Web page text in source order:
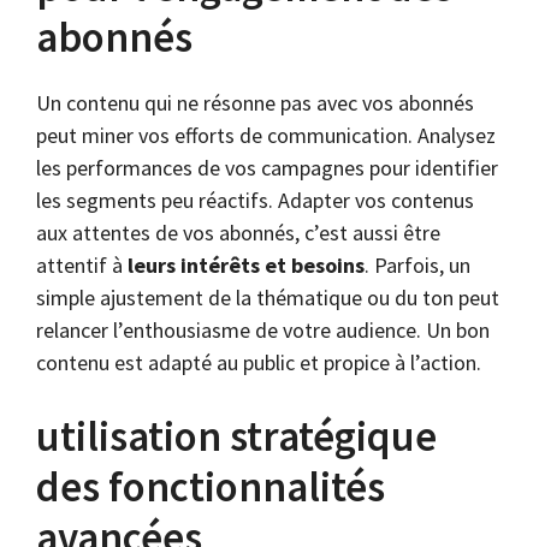
abonnés
Un contenu qui ne résonne pas avec vos abonnés
peut miner vos efforts de communication. Analysez
les performances de vos campagnes pour identifier
les segments peu réactifs. Adapter vos contenus
aux attentes de vos abonnés, c’est aussi être
attentif à leurs intérêts et besoins. Parfois, un
simple ajustement de la thématique ou du ton peut
relancer l’enthousiasme de votre audience. Un bon
contenu est adapté au public et propice à l’action.
utilisation stratégique
des fonctionnalités